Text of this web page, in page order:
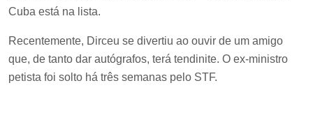
Cuba está na lista.
Recentemente, Dirceu se divertiu ao ouvir de um amigo
que, de tanto dar autógrafos, terá tendinite. O ex-ministro
petista foi solto há três semanas pelo STF.